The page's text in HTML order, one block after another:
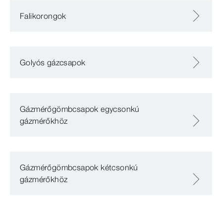
Falikorongok
Golyós gázcsapok
Gázmérőgömbcsapok egycsonkú
gázmérőkhöz
Gázmérőgömbcsapok kétcsonkú
gázmérőkhöz